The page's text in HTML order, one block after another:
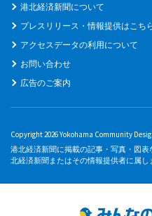
港北経済新聞について
プレスリリース・情報提供はこち
アクセスデータの利用について
お問い合わせ
広告のご案内
Copyright 2026 Yokohama Community
港北経済新聞に掲載の記事・写真・図
北経済新聞またはその情報提供者に属し